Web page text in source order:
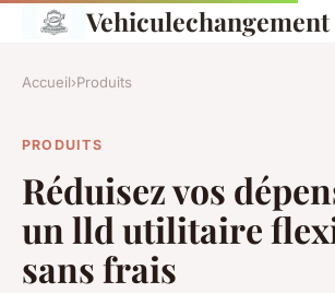
Vehiculechangement
Accueil›Produits
PRODUITS
Réduisez vos
un lld utilitaire
sans frais